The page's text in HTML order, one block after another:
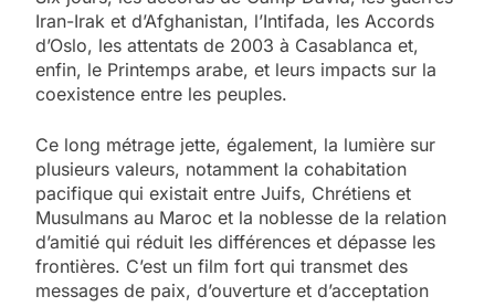
Iran-Irak et d’Afghanistan, l’Intifada, les Accords
d’Oslo, les attentats de 2003 à Casablanca et,
enfin, le Printemps arabe, et leurs impacts sur la
coexistence entre les peuples.​
​Ce long métrage jette, également, la lumière sur
plusieurs valeurs, notamment la cohabitation
pacifique qui existait entre Juifs, Chrétiens et
Musulmans au Maroc et la noblesse de la relation
d’amitié qui réduit les différences et dépasse les
frontières. C’est un film fort qui transmet des
messages de paix, d’ouverture et d’acceptation